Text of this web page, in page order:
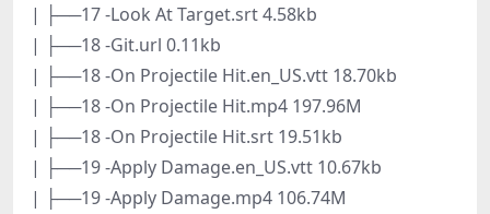
| ├──17 -Look At Target.srt 4.58kb
| ├──18 -Git.url 0.11kb
| ├──18 -On Projectile Hit.en_US.vtt 18.70kb
| ├──18 -On Projectile Hit.mp4 197.96M
| ├──18 -On Projectile Hit.srt 19.51kb
| ├──19 -Apply Damage.en_US.vtt 10.67kb
| ├──19 -Apply Damage.mp4 106.74M